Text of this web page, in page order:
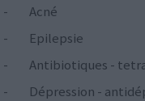
-
Acné
-
Epilepsie
-
Antibiotiques -
-
Dépression -